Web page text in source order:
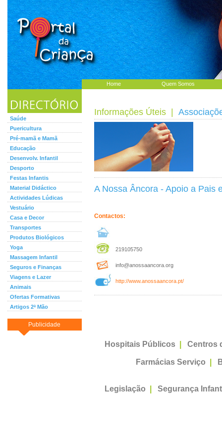
Home Quem Somos
Saúde
Puericultura
Pré-mamã e Mamã
Educação
Desenvolv. Infantil
Desporto
Festas Infantis
Material Didáctico
Actividades Lúdicas
Vestuário
Casa e Decor
Transportes
Produtos Biológicos
Yoga
Massagem Infantil
Seguros e Finanças
Viagens e Lazer
Animais
Ofertas Formativas
Artigos 2ª Mão
Publicidade
Informações Úteis
A Nossa Âncora - Apoio a Pais
Contactos:
219105750
info@anossaancora.org
http://www.anossaancora.pt/
Hospitais Públicos Centros
Farmácias Serviço
Legislação Segurança